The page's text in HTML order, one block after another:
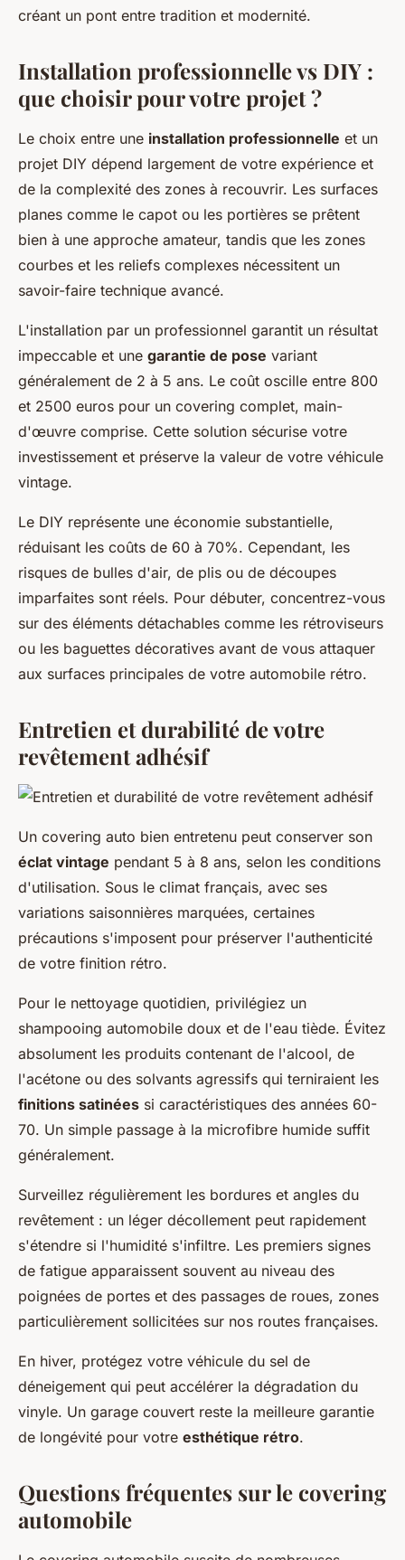
créant un pont entre tradition et modernité.
Installation professionnelle vs DIY :
que choisir pour votre projet ?
Le choix entre une installation professionnelle et un
projet DIY dépend largement de votre expérience et
de la complexité des zones à recouvrir. Les surfaces
planes comme le capot ou les portières se prêtent
bien à une approche amateur, tandis que les zones
courbes et les reliefs complexes nécessitent un
savoir-faire technique avancé.
L'installation par un professionnel garantit un résultat
impeccable et une garantie de pose variant
généralement de 2 à 5 ans. Le coût oscille entre 800
et 2500 euros pour un covering complet, main-
d'œuvre comprise. Cette solution sécurise votre
investissement et préserve la valeur de votre véhicule
vintage.
Le DIY représente une économie substantielle,
réduisant les coûts de 60 à 70%. Cependant, les
risques de bulles d'air, de plis ou de découpes
imparfaites sont réels. Pour débuter, concentrez-vous
sur des éléments détachables comme les rétroviseurs
ou les baguettes décoratives avant de vous attaquer
aux surfaces principales de votre automobile rétro.
Entretien et durabilité de votre
revêtement adhésif
Un covering auto bien entretenu peut conserver son
éclat vintage pendant 5 à 8 ans, selon les conditions
d'utilisation. Sous le climat français, avec ses
variations saisonnières marquées, certaines
précautions s'imposent pour préserver l'authenticité
de votre finition rétro.
Pour le nettoyage quotidien, privilégiez un
shampooing automobile doux et de l'eau tiède. Évitez
absolument les produits contenant de l'alcool, de
l'acétone ou des solvants agressifs qui terniraient les
finitions satinées si caractéristiques des années 60-
70. Un simple passage à la microfibre humide suffit
généralement.
Surveillez régulièrement les bordures et angles du
revêtement : un léger décollement peut rapidement
s'étendre si l'humidité s'infiltre. Les premiers signes
de fatigue apparaissent souvent au niveau des
poignées de portes et des passages de roues, zones
particulièrement sollicitées sur nos routes françaises.
En hiver, protégez votre véhicule du sel de
déneigement qui peut accélérer la dégradation du
vinyle. Un garage couvert reste la meilleure garantie
de longévité pour votre esthétique rétro.
Questions fréquentes sur le covering
automobile